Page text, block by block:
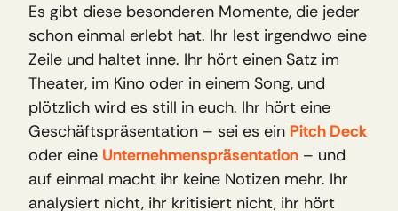
Es gibt diese besonderen Momente, die jeder
schon einmal erlebt hat. Ihr lest irgendwo eine
Zeile und haltet inne. Ihr hört einen Satz im
Theater, im Kino oder in einem Song, und
plötzlich wird es still in euch. Ihr hört eine
Geschäftspräsentation – sei es ein Pitch Deck
oder eine Unternehmenspräsentation – und
auf einmal macht ihr keine Notizen mehr. Ihr
analysiert nicht, ihr kritisiert nicht, ihr hört